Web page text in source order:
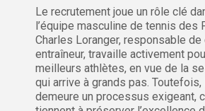
Le recrutement joue un rôle clé
l’équipe masculine de tennis des
Charles Loranger, responsable
entraîneur, travaille activement
meilleurs athlètes, en vue de la
qui arrive à grands pas.
demeure un processus exigeant,